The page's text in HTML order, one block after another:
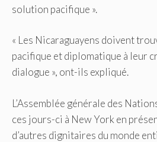
solution pacifique ».
« Les Nicaraguayens doivent
pacifique et diplomatique à leur
dialogue », ont-ils expliqué.
L’Assemblée générale des
ces jours-ci à New York en
d’autres dignitaires du monde